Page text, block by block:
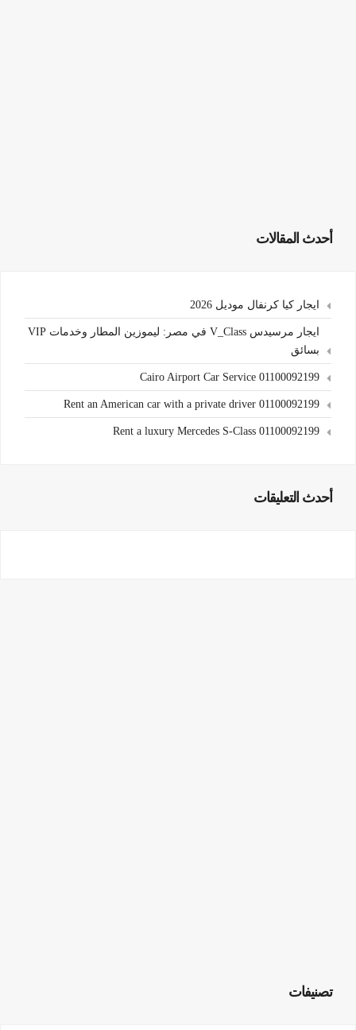
أحدث المقالات
ايجار كيا كرنفال موديل 2026
ايجار مرسيدس V_Class في مصر: ليموزين المطار وخدمات VIP
بسائق
Cairo Airport Car Service 01100092199
Rent an American car with a private driver 01100092199
Rent a luxury Mercedes S-Class 01100092199
أحدث التعليقات
تصنيفات